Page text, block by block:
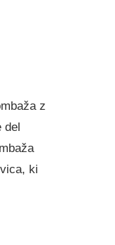
z
del
ki